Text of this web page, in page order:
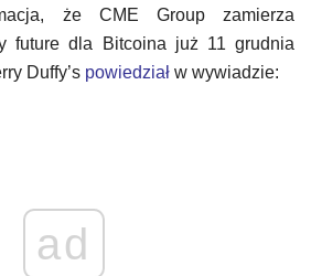
że CME Group zamierza
future dla Bitcoina już 11 grudnia
Duffy’s powiedział w wywiadzie:
ad